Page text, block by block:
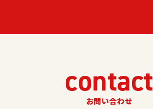
contact
お問い合わせ